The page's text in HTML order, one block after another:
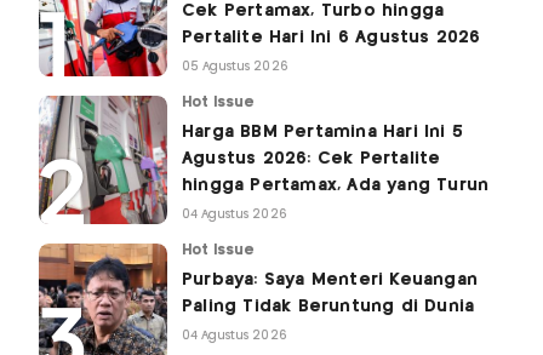
Cek Pertamax, Turbo hingga
Pertalite Hari Ini 6 Agustus 2026
05 Agustus 2026
Hot Issue
Harga BBM Pertamina Hari Ini 5
Agustus 2026: Cek Pertalite
hingga Pertamax, Ada yang Turun
04 Agustus 2026
Hot Issue
Purbaya: Saya Menteri Keuangan
Paling Tidak Beruntung di Dunia
04 Agustus 2026